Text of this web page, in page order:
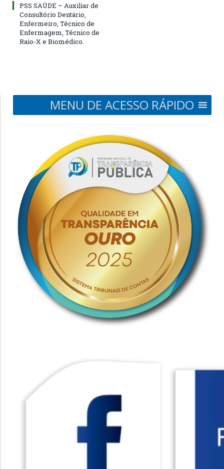
PSS SAÚDE – Auxiliar de
Consultório Dentário,
Enfermeiro, Técnico de
Enfermagem, Técnico de
Raio-X e Biomédico.
MENU DE ACESSO RÁPIDO